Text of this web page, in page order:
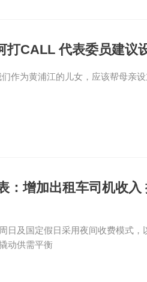
打CALL 代表委员建议
作为黄浦江的儿女，应该帮母亲
：增加出租车司机收入
日及国定假日采用夜间收费模式，
动供需平衡